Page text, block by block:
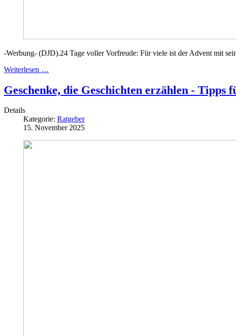
-Werbung- (DJD).24 Tage voller Vorfreude: Für viele ist der Advent mit
Weiterlesen …
Geschenke, die Geschichten erzählen -
Details
Kategorie: Ratgeber
15. November 2025